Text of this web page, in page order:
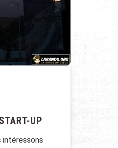
UP
intéressons